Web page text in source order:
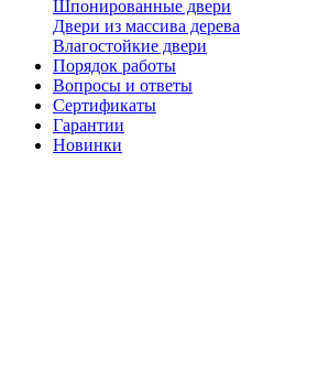
Шпонированные двери
Двери из массива дерева
Влагостойкие двери
Порядок работы
Вопросы и ответы
Сертификаты
Гарантии
Новинки